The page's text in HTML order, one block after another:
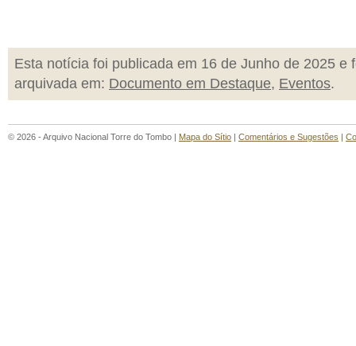
Esta notícia foi publicada em 16 de Junho de 2025 e
arquivada em: Documento em Destaque, Eventos.
© 2026 - Arquivo Nacional Torre do Tombo | Mapa do Sítio | Comentários e Sugestões |